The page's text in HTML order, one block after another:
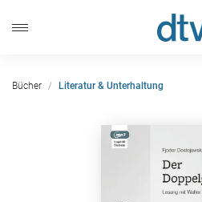
Bücher Literatur & Unterhaltung